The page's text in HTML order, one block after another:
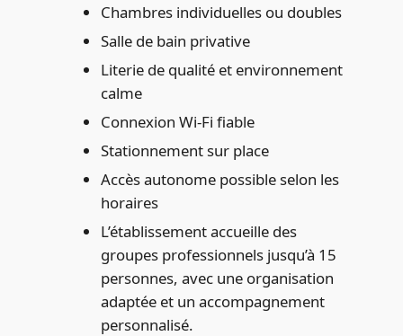
Chambres individuelles ou doubles
Salle de bain privative
Literie de qualité et environnement
calme
Connexion Wi-Fi fiable
Stationnement sur place
Accès autonome possible selon les
horaires
L’établissement accueille des
groupes professionnels jusqu’à 15
personnes, avec une organisation
adaptée et un accompagnement
personnalisé.